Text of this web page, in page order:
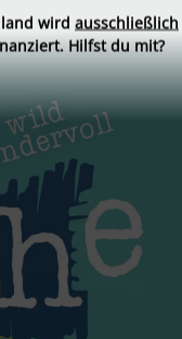
wird ausschließlich
Hilfst du mit?